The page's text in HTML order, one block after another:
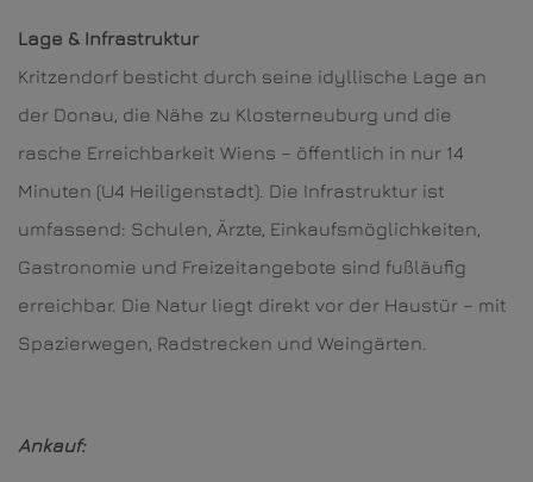
Lage & Infrastruktur
Kritzendorf besticht durch seine idyllische Lage an
der Donau, die Nähe zu Klosterneuburg und die
rasche Erreichbarkeit Wiens – öffentlich in nur 14
Minuten (U4 Heiligenstadt). Die Infrastruktur ist
umfassend: Schulen, Ärzte, Einkaufsmöglichkeiten,
Gastronomie und Freizeitangebote sind fußläufig
erreichbar. Die Natur liegt direkt vor der Haustür – mit
Spazierwegen, Radstrecken und Weingärten.
Ankauf: